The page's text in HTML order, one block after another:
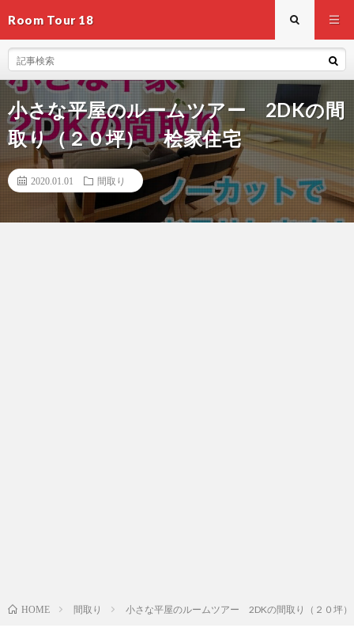
Room Tour 18
小さな平屋のルームツアー 2DKの間
取り（２０坪） 桧家住宅
2020.01.01 間取り
HOME 間取り 小さな平屋のルームツアー 2DKの間取り（２０坪